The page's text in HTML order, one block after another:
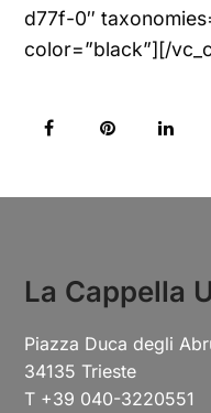
d77f-0″
color=”black”][/
La Cappella
Piazza Duca degli
34135 Trieste
T +39 040-3220551